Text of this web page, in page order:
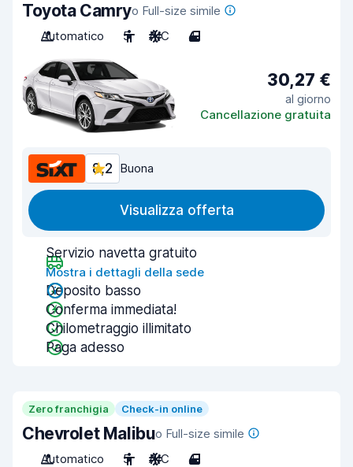
Toyota Camryo Full-size simile
Automatico
5 A/C 4
30,27 €
al giorno
Cancellazione gratuita
8,2 Buona
Visualizza offerta
Servizio navetta gratuito
Mostra i dettagli della sede
Deposito basso
Conferma immediata!
Chilometraggio illimitato
Paga adesso
Zero franchigia Check-in online
Chevrolet Malibuo Full-size simile
Automatico
5 A/C 4